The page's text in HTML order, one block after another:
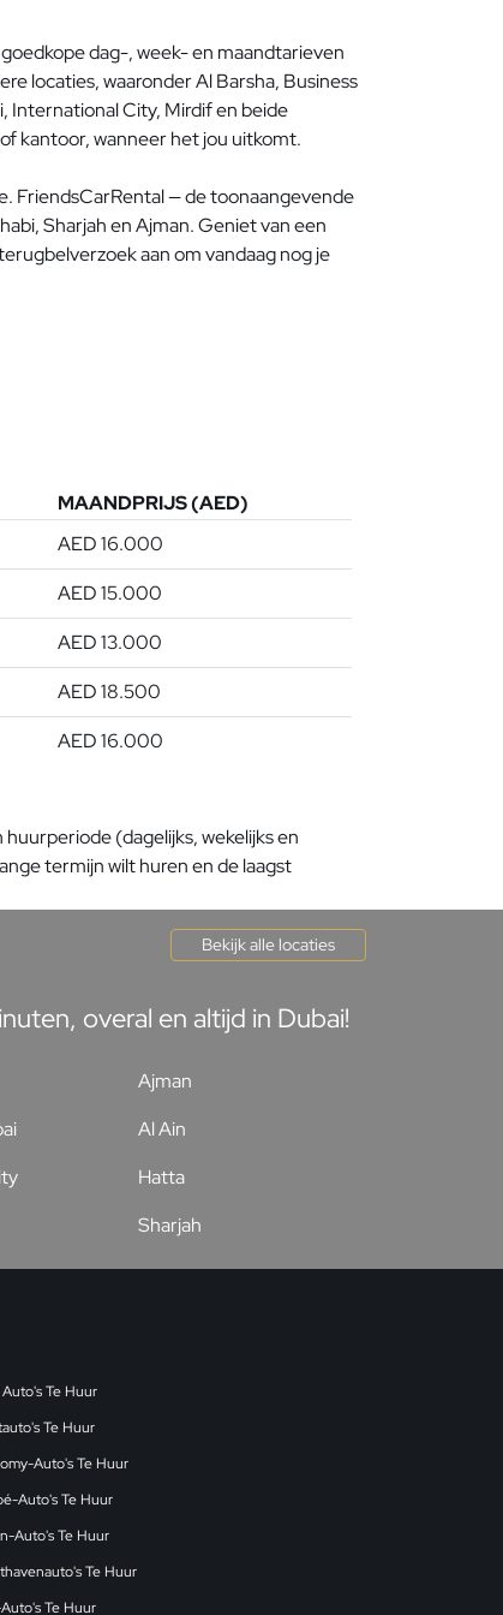
dag-, week- en maandtarieven
locaties, waaronder Al Barsha, Business
International City, Mirdif en beide
kantoor, wanneer het jou uitkomt.
FriendsCarRental — de toonaangevende
Sharjah en Ajman. Geniet van een
aan om vandaag nog je
MAANDPRIJS (AED)
AED 16.000
AED 15.000
AED 13.000
AED 18.500
AED 16.000
(dagelijks, wekelijks en
termijn wilt huren en de laagst
Bekijk alle locaties
overal en altijd in Dubai!
Ajman
Al Ain
Hatta
Sharjah
Te Huur
Te Huur
Auto's Te Huur
Auto's Te Huur
Auto's Te Huur
Te Huur
Te Huur